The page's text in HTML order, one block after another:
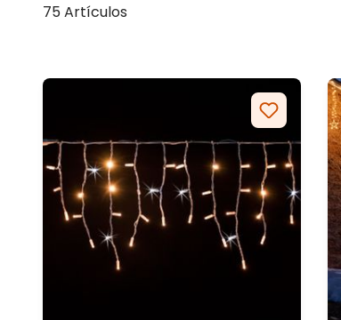
75 Artículos